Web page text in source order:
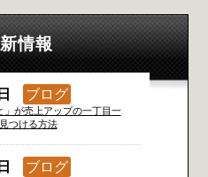
情報
ブログ
」が売上アップの一丁目一
つける方法
ブログ